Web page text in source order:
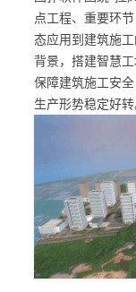
点工程、重要环
态应用到建筑施
背景，搭建智慧
保障建筑施工安
生产形势稳定好转